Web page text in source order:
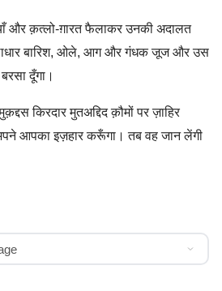
और क़त्लो-ग़ारत फैलाकर उनकी अदालत
बारिश, ओले, आग और गंधक जूज और उस
दूँगा।
किरदार मुतअद्दिद क़ौमों पर ज़ाहिर
आपका इज़हार करूँगा। तब वह जान लेंगी